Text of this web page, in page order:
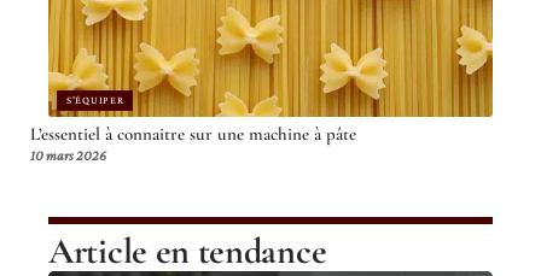
S'ÉQUIPER
L’essentiel à connaitre sur une machine à pâte
10 mars 2026
Article en tendance